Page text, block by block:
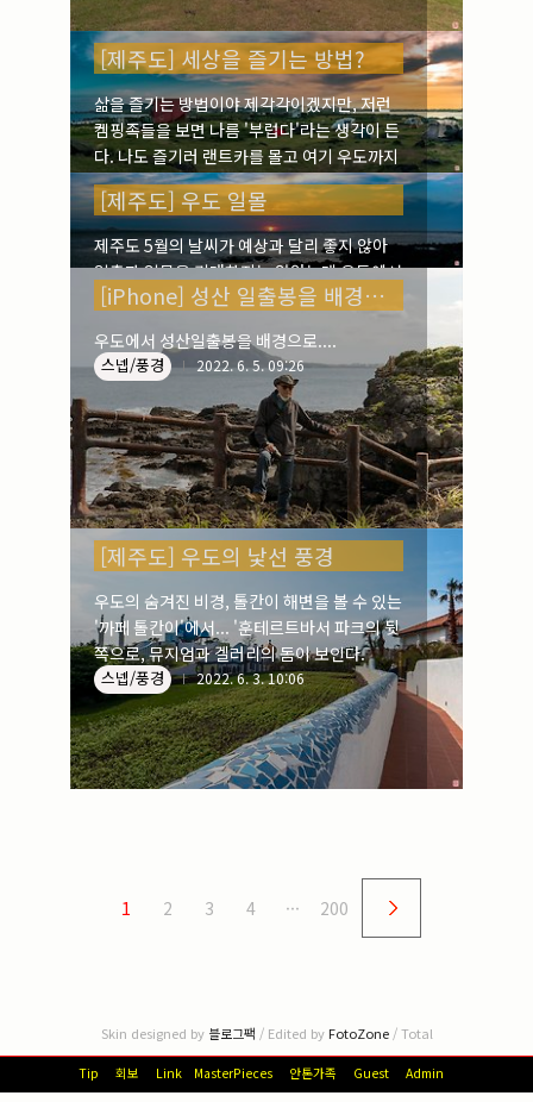
[제주도] 세상을 즐기는 방법?
삶을 즐기는 방법이야 제각각이겠지만, 저런
켐핑족들을 보면 나름 '부럽다'라는 생각이 든
다. 나도 즐기러 랜트카를 몰고 여기 우도까지
오긴 했지만서도 말이다. 텐트 안에서의 야심
한 밤은 어떨까....? 일상 밖으로 일탈을 하고
나서, 다시 휘청거리는 삶의 중심으로 돌아가
면 과연 힐링이 되었을까? 약발은 그리 오래가
지 못 하는 것 같다. 그래서 사람들은 또다른
일탈을 모색한다. 마치, 마약에 빠진 것처럼....
비양도 캠핑장에서(2022. 5. 9)
스넵/풍경 2022. 6. 9. 09:47
[제주도] 우도 일몰
제주도 5월의 날씨가 예상과 달리 좋지 않아
일출과 일몰을 기대하지는 않았는데 우도에서
의 일몰을 허락하니 행운이 아닐 수가 없었다.
[iPhone] 성산 일출봉을 배경으로
우도에서 성산일출봉을 배경으로....
스넵/풍경 2022. 6. 5. 09:26
[제주도] 우도의 낯선 풍경
우도의 숨겨진 비경, 톨칸이 해변을 볼 수 있는
'까페 톨칸이'에서... '훈테르트바서 파크의 뒷
쪽으로, 뮤지엄과 겔러리의 돔이 보인다.
스넵/풍경 2022. 6. 3. 10:06
1 2 3 4 ··· 200
Skin designed by 블로그팩 / Edited by FotoZone/ Total
Tip 회보 Link MasterPieces 안톤가족 Guest Admin